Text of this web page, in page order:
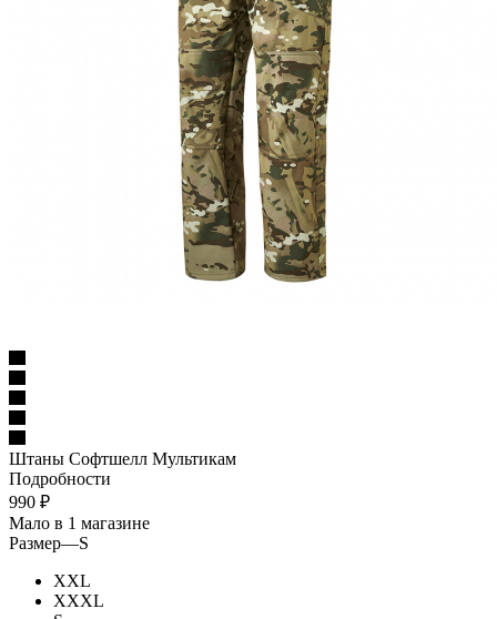
Штаны Софтшелл Мультикам
Подробности
990 ₽
Мало в 1 магазине
Размер—S
XXL
XXXL